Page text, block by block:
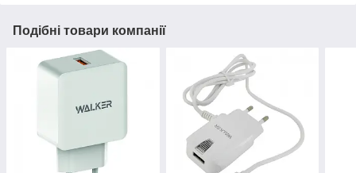
Подібні товари компанії